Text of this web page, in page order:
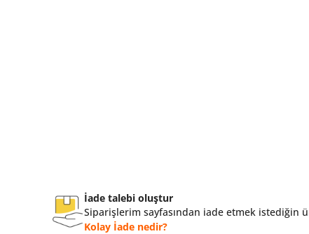
İade talebi oluştur
Siparişlerim sayfasından iade etmek istediğin
Kolay İade nedir?